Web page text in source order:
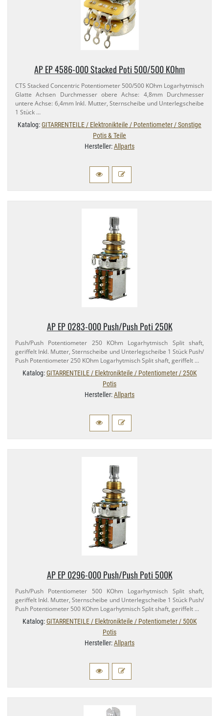
AP EP 4586-​000 Stacked Poti 500/​500 KOhm
CTS Stacked Concentric Potentiometer 500/​500 KOhm Logarhytmisch
Glatte Achsen Durchmesser obere Achse: 4,​8mm Durchmesser
untere Achse: 6,​4mm Inkl. Mutter, Sternscheibe und Unterlegscheibe
1 Stück …
Katalog:GITARRENTEILE / Elektronikteile / Potentiometer / Sonstige
Potis & Teile
Hersteller:Allparts
AP EP 0283-​000 Push/​Push Poti 250K
Push/​Push Potentiometer 250 KOhm Logarhytmisch Split shaft,
geriffelt Inkl. Mutter, Sternscheibe und Unterlegscheibe 1 Stück Push/​
Push Potentiometer 250 KOhm Logarhytmisch Split shaft, geriffelt …
Katalog:GITARRENTEILE / Elektronikteile / Potentiometer / 250K
Potis
Hersteller:Allparts
AP EP 0296-​000 Push/​Push Poti 500K
Push/​Push Potentiometer 500 KOhm Logarhytmisch Split shaft,
geriffelt Inkl. Mutter, Sternscheibe und Unterlegscheibe 1 Stück Push/​
Push Potentiometer 500 KOhm Logarhytmisch Split shaft, geriffelt …
Katalog:GITARRENTEILE / Elektronikteile / Potentiometer / 500K
Potis
Hersteller:Allparts